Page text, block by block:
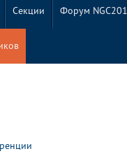
Секции Форум